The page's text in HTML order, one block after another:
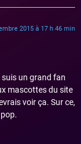
2015 à 17 h 46 min
suis un grand fan
mascottes du site
voir ça. Sur ce,